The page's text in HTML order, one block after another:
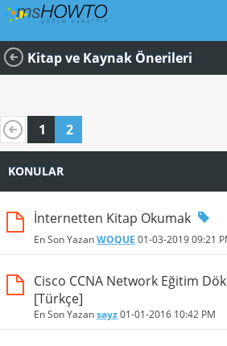
Kitap ve Kaynak Önerileri
1 2
KONULAR
İnternetten Kitap Okumak
En Son YazanWOQUE 01-03-201909:21
Cisco CCNA Network Eğitim
[Türkçe]
En Son Yazansayz01-01-2016 10:42 PM